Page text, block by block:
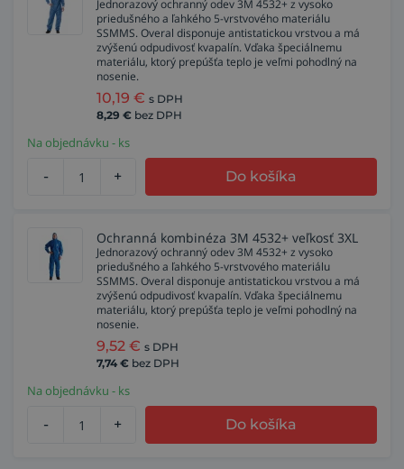
Jednorazový ochranný odev 3M 4532+ z vysoko
priedušného a ľahkého 5-vrstvového materiálu
SSMMS. Overal disponuje antistatickou vrstvou a má
zvýšenú odpudivosť kvapalín. Vďaka špeciálnemu
materiálu, ktorý prepúšťa teplo je veľmi pohodlný na
nosenie.
10,19 € s DPH
8,29 € bez DPH
Na objednávku - ks
- + Do košíka
Ochranná kombinéza 3M 4532+ veľkosť 3XL
Jednorazový ochranný odev 3M 4532+ z vysoko
priedušného a ľahkého 5-vrstvového materiálu
SSMMS. Overal disponuje antistatickou vrstvou a má
zvýšenú odpudivosť kvapalín. Vďaka špeciálnemu
materiálu, ktorý prepúšťa teplo je veľmi pohodlný na
nosenie.
9,52 € s DPH
7,74 € bez DPH
Na objednávku - ks
- + Do košíka